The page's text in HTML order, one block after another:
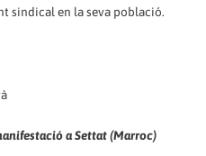
sindical en la seva població.
a Settat (Marroc)